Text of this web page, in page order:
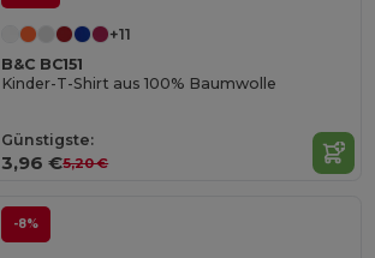
+11
B&C BC151
Kinder-T-Shirt aus 100% Baumwolle
Günstigste:
3,96 €5,20 €
-8%